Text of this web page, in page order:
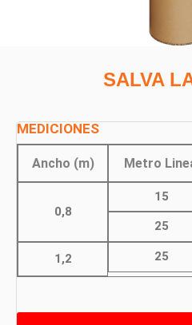
SALVA
MEDICIONES
Ancho (m) Metro
0,8
15
25
1,2 25